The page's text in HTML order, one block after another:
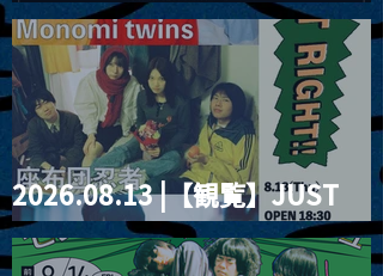
2026」
2026.08.13 |【観覧】JUST
RIGHT!! vol.26